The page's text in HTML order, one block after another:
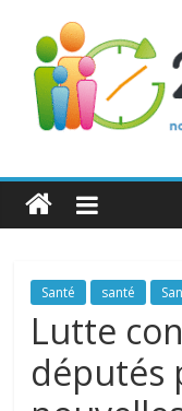
24h
Santé
La
santé
toute
Santé santé
Lutte
députés